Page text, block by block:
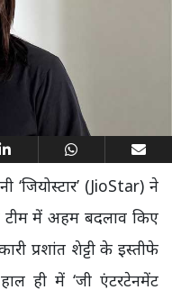
‘जियोस्टार’ (JioStar) ने
टीम में अहम बदलाव किए
प्रशांत शेट्टी के इस्तीफे
ही में ‘जी एंटरटेनमेंट